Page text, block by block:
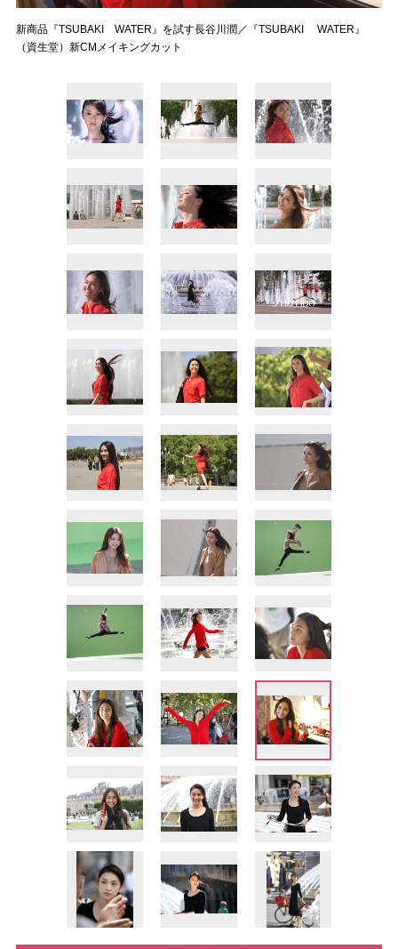
新商品『TSUBAKI WATER』を試す長谷川潤／『TSUBAKI WATER』
（資生堂）新CMメイキングカット